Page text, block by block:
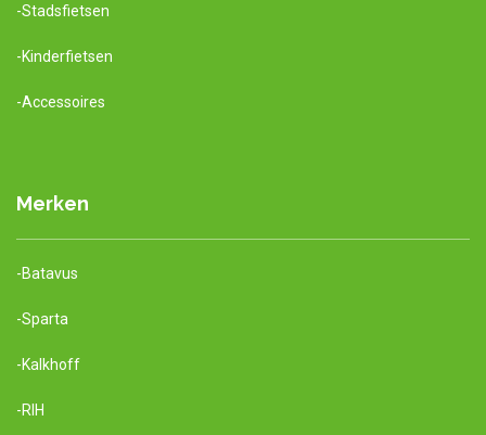
-Stadsfietsen
-Kinderfietsen
-Accessoires
Merken
-Batavus
-Sparta
-Kalkhoff
-RIH